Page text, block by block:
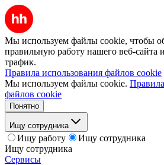
Мы используем файлы cookie, чтобы
правильную работу нашего веб-сайта
трафик.
Правила использования файлов cookie
Мы используем файлы cookie.
файлов cookie
Понятно
Ищу сотрудника
Ищу работу
Ищу сотрудника
Ищу сотрудника
Сервисы